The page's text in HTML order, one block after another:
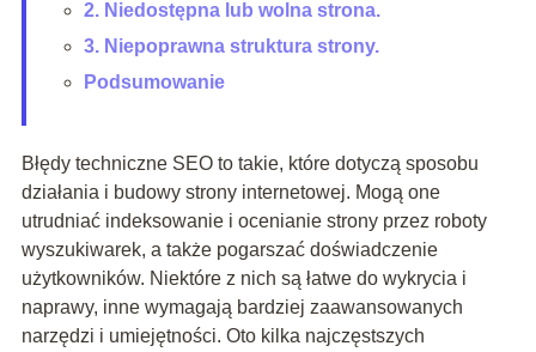
2. Niedostępna lub wolna strona.
3. Niepoprawna struktura strony.
Podsumowanie
Błędy techniczne SEO to takie, które dotyczą sposobu
działania i budowy strony internetowej. Mogą one
utrudniać indeksowanie i ocenianie strony przez roboty
wyszukiwarek, a także pogarszać doświadczenie
użytkowników. Niektóre z nich są łatwe do wykrycia i
naprawy, inne wymagają bardziej zaawansowanych
narzędzi i umiejętności. Oto kilka najczęstszych